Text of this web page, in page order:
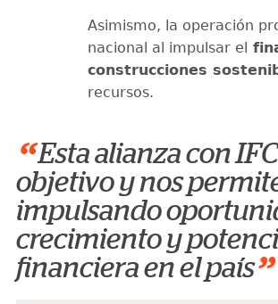
Asimismo, la operación
nacional al impulsar el
construcciones
recursos.
“ Esta alianza con
objetivo y nos
impulsando
crecimiento y
financiera en el país”